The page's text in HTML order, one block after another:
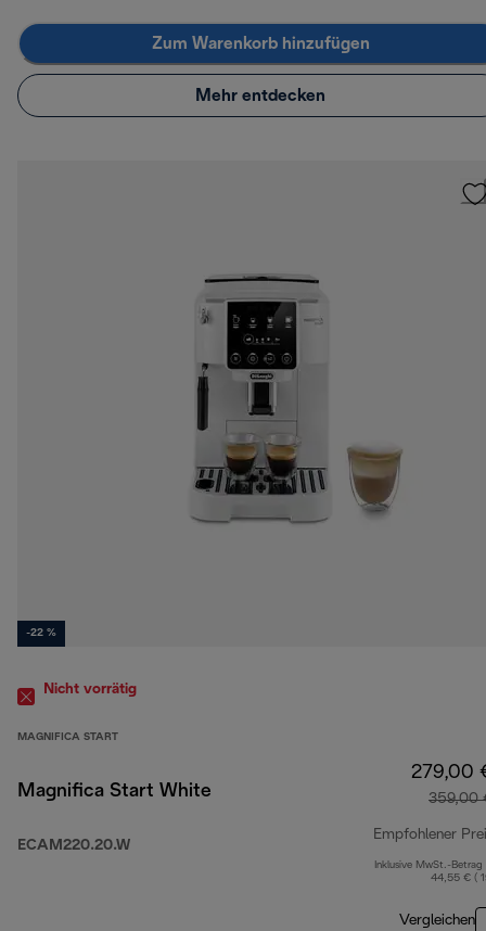
Zum Warenkorb hinzufügen
Mehr entdecken
-22 %
Nicht vorrätig
MAGNIFICA START
Magnifica Start White
ECAM220.20.W
279,00
359,00
Empfohlener
Inklusive MwSt.-Betrag
44,55 € (
Vergleichen